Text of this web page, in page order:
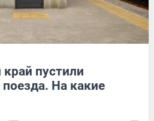
пустили
На какие